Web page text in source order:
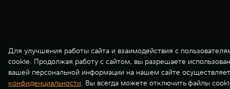
Для улучшения работы сайта и взаимодействия с
cookie. Продолжая работу с сайтом, вы разрешаете
вашей персональной информации на нашем сайте
конфиденциальности. Вы всегда можете отключить файлы